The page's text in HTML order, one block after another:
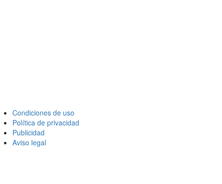
Condiciones de uso
Política de privacidad
Publicidad
Aviso legal